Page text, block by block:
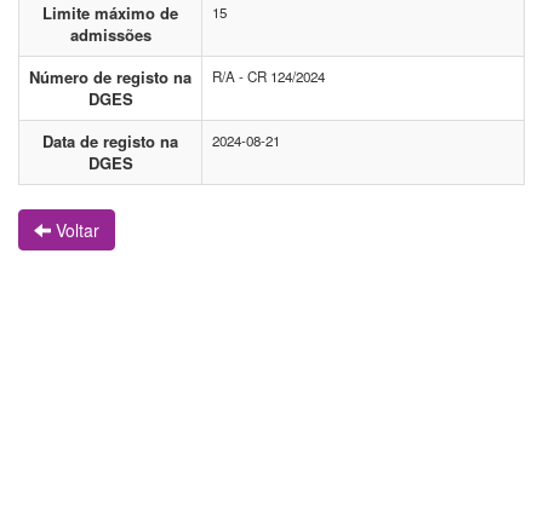
Limite máximo de
admissões
15
Número de registo na
DGES
R/A - CR 124/2024
Data de registo na
DGES
2024-08-21
Voltar